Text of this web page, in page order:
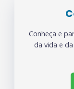
Conheça e
da vida e